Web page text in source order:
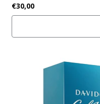
€30,00